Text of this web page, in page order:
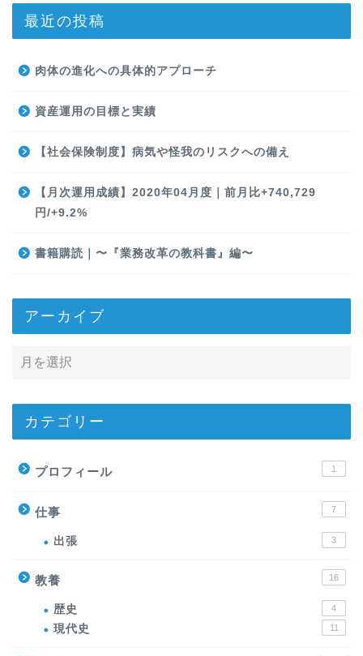
最近の投稿
肉体の進化への具体的アプローチ
資産運用の目標と実績
【社会保険制度】病気や怪我のリスクへの備え
【月次運用成績】2020年04月度｜前月比+740,729
円/+9.2%
書籍購読｜〜『業務改革の教科書』編〜
アーカイブ
カテゴリー
プロフィール 1
仕事 7
出張 3
教養 16
歴史 4
現代史 11